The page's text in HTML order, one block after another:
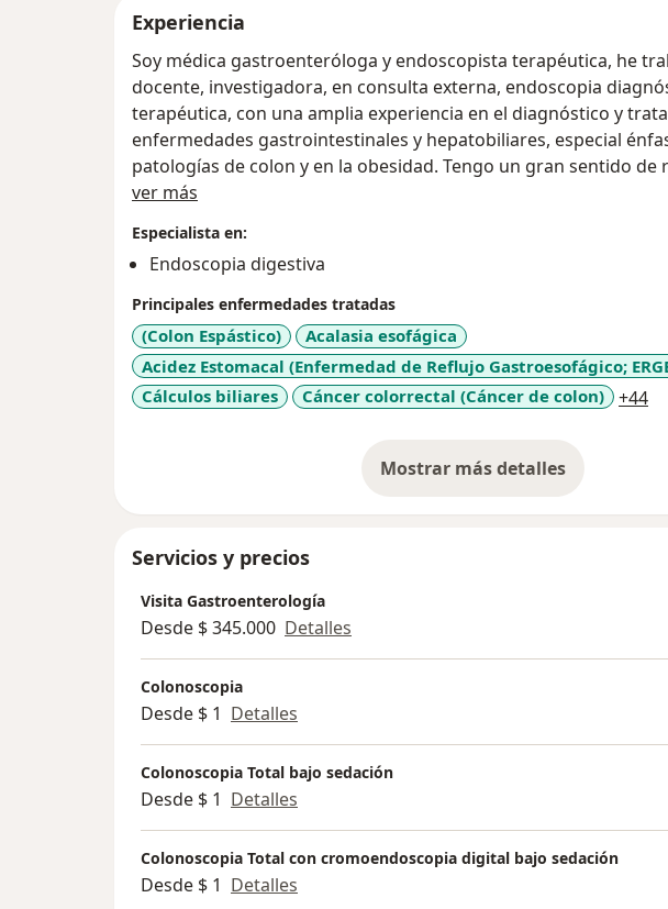
Experiencia
Soy médica gastroenteróloga y endoscopista terapéutica, he trabajado como
docente, investigadora, en consulta externa, endoscopia
terapéutica, con una amplia experiencia en el diagnóstico y
enfermedades gastrointestinales y hepatobiliares, especial
patologías de colon y en la obesidad. Tengo un gran sentido de
dedicación en la prestación de un servicio humanizado y de alta
tecnológicos, basados en
evidencia clínica.
ver más
Especialista en:
Endoscopia digestiva
Principales enfermedades tratadas
(Colon Espástico)
Acalasia esofágica
Acidez Estomacal (Enfermedad de Reflujo Gastroesofágico;
Cálculos biliares
Cáncer colorrectal (Cáncer de colon) +44
Mostrar más detalles
sobre la experiencia
Servicios y precios
Visita Gastroenterología
Desde $ 345.000 Detalles
Colonoscopia
Desde $ 1 Detalles
Colonoscopia Total bajo sedación
Desde $ 1 Detalles
Colonoscopia Total con cromoendoscopia digital bajo sedación
Desde $ 1 Detalles